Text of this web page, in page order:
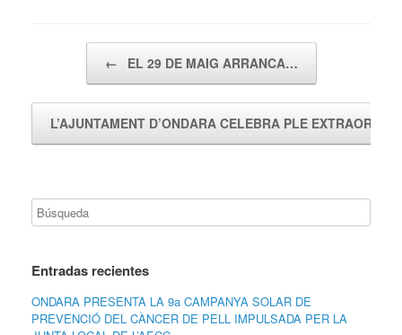
← EL 29 DE MAIG ARRANCA…
L’AJUNTAMENT D’ONDARA CELEBRA PLE
Entradas recientes
ONDARA PRESENTA LA 9a CAMPANYA SOLAR DE
PREVENCIÓ DEL CÀNCER DE PELL IMPULSADA PER LA